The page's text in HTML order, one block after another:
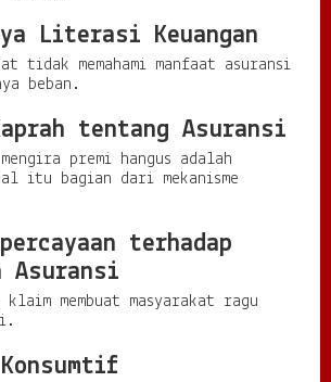
Literasi Keuangan
tidak memahami manfaat asuransi
beban.
tentang Asuransi
premi hangus adalah
itu bagian dari mekanisme
terhadap
Asuransi
klaim membuat masyarakat ragu